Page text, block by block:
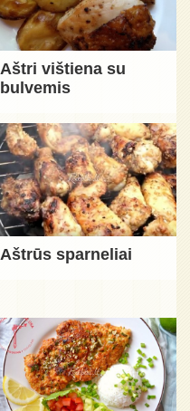
Aštri vištiena su
bulvemis
Aštrūs sparneliai